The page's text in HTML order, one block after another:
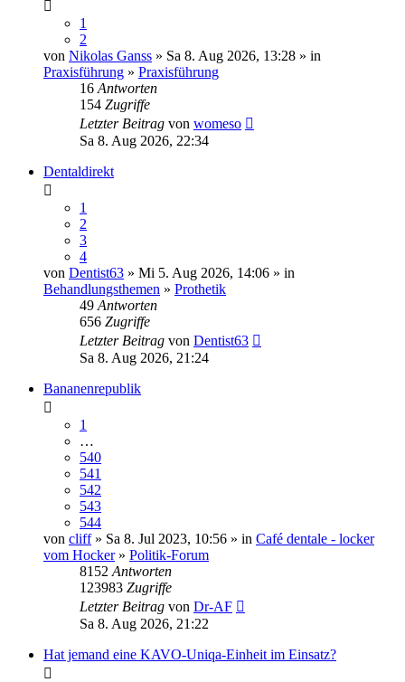
1
2
von Nikolas Ganss » Sa 8. Aug 2026, 13:28 » in
Praxisführung » Praxisführung
16 Antworten
154 Zugriffe
Letzter Beitrag von womeso
Sa 8. Aug 2026, 22:34
Dentaldirekt
1
2
3
4
von Dentist63 » Mi 5. Aug 2026, 14:06 » in
Behandlungsthemen » Prothetik
49 Antworten
656 Zugriffe
Letzter Beitrag von Dentist63
Sa 8. Aug 2026, 21:24
Bananenrepublik
1
…
540
541
542
543
544
von cliff» Sa 8. Jul 2023, 10:56 » in Café dentale - locker
vom Hocker» Politik-Forum
8152 Antworten
123983 Zugriffe
Letzter Beitrag von Dr-AF
Sa 8. Aug 2026, 21:22
Hat jemand eine KAVO-Uniqa-Einheit im Einsatz?